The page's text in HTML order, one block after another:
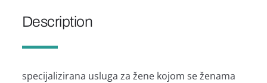
Description
specijalizirana usluga za žene kojom se ženama